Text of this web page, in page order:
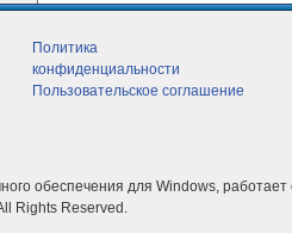
Политика
конфиденциальности
Пользовательское соглашение
обеспечения для Windows, работает
Rights Reserved.